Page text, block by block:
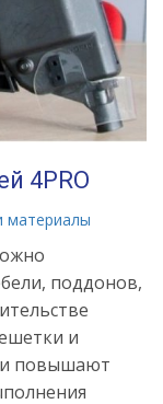
4PRO
материалы
поддонов,
и
повышают